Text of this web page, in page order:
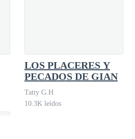
reía suavemente.
LOS PLACERES Y
PECADOS DE GIAN
Tatty G.H
10.3K leídos